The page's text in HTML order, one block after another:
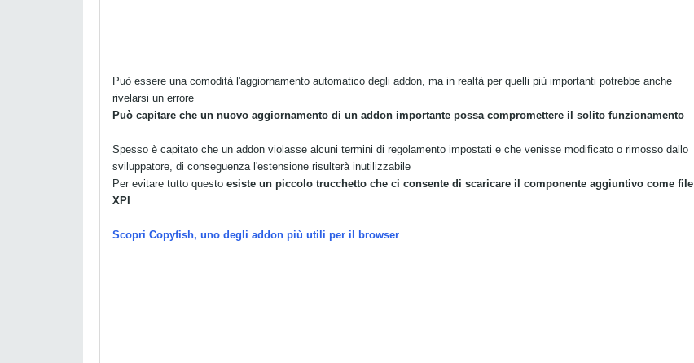
Può essere una comodità l'aggiornamento automatico degli addon, ma in realtà per quelli più importanti potrebbe anche
rivelarsi un errore
Può capitare che un nuovo aggiornamento di un addon importante possa compromettere il solito funzionamento
Spesso è capitato che un addon violasse alcuni termini di regolamento impostati e che venisse modificato o rimosso dallo
sviluppatore, di conseguenza l'estensione risulterà inutilizzabile
Per evitare tutto questo esiste un piccolo trucchetto che ci consente di scaricare il componente aggiuntivo come file
XPI
Scopri Copyfish, uno degli addon più utili per il browser